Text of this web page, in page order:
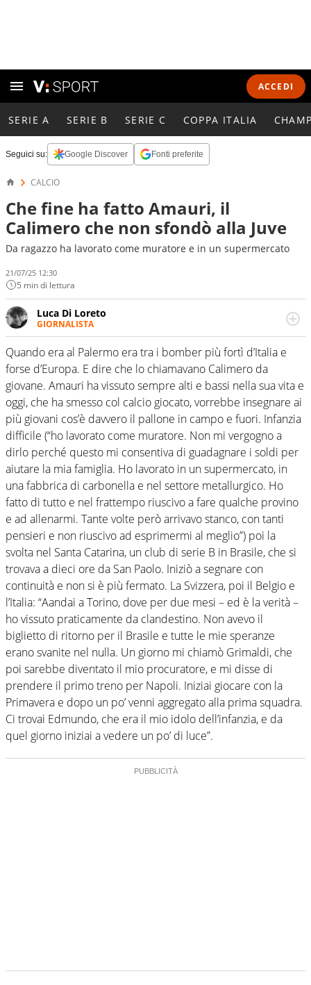
ACCEDI
SERIE A SERIE B SERIE C COPPA ITALIA
Seguici su: Google Discover Fonti preferite
CALCIO
Che fine ha fatto Amauri, il
Calimero che non sfondò alla Juve
Da ragazzo ha lavorato come muratore e in un supermercato
21/07/25 12:30
5 min di lettura
Luca Di Loreto
GIORNALISTA
Giornalista pubblicista, appassionato di sport ma calcio e
tennis restano un capitolo ineguagliabile. Ho capito che il
calcio è una cosa seria quando ho pianto nel giorno in
cui Del Piero ha smesso di giocare. Ho scoperto che dopo
Federer e Nadal il tennis ha vita ancora lunga quando un
giovanissimo italiano fulvo di 19 anni - era il 2020 -
esultava a Sofia per la prima volta in carriera
Quando era al Palermo era tra i bomber più fortì d’Italia e
forse d’Europa. E dire che lo chiamavano Calimero da
giovane. Amauri ha vissuto sempre alti e bassi nella sua vita e
oggi, che ha smesso col calcio giocato, vorrebbe insegnare ai
più giovani cos’è davvero il pallone in campo e fuori. Infanzia
difficile (“ho lavorato come muratore. Non mi vergogno a
dirlo perché questo mi consentiva di guadagnare i soldi per
aiutare la mia famiglia. Ho lavorato in un supermercato, in
una fabbrica di carbonella e nel settore metallurgico. Ho
fatto di tutto e nel frattempo riuscivo a fare qualche provino
e ad allenarmi. Tante volte però arrivavo stanco, con tanti
pensieri e non riuscivo ad esprimermi al meglio”) poi la
svolta nel Santa Catarina, un club di serie B in Brasile, che si
trovava a dieci ore da San Paolo. Iniziò a segnare con
continuità e non si è più fermato. La Svizzera, poi il Belgio e
l’Italia: “Aandai a Torino, dove per due mesi – ed è la verità –
ho vissuto praticamente da clandestino. Non avevo il
biglietto di ritorno per il Brasile e tutte le mie speranze
erano svanite nel nulla. Un giorno mi chiamò Grimaldi, che
poi sarebbe diventato il mio procuratore, e mi disse di
prendere il primo treno per Napoli. Iniziai giocare con la
Primavera e dopo un po’ venni aggregato alla prima squadra.
Ci trovai Edmundo, che era il mio idolo dell’infanzia, e da
quel giorno iniziai a vedere un po’ di luce”.